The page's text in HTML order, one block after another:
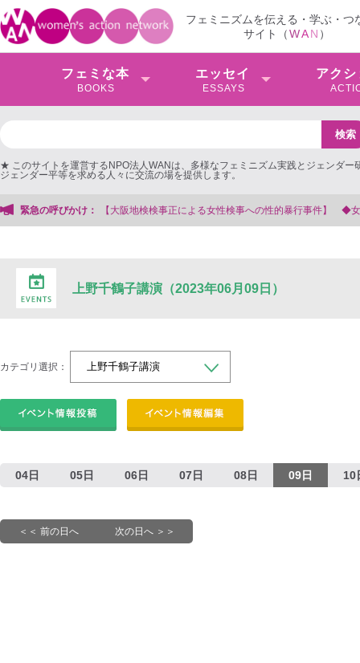
フェミニズムを伝える・学ぶ・つ
サイト（WAN ）
フェミな本
BOOKS
エッセイ
ESSAYS
アクシ
★ このサイトを運営するNPO法人WANは、多様なフェミニズム実践とジェンダー
ジェンダー平等を求める人々に交流の場を提供します。
緊急の呼びかけ：
阪地検検事正による女性検事への性的暴行事件】 ◆女性検事を支援する会事務
上野千鶴子講演（2023年06月09日）
カテゴリ選択：
04日 05日 06日 07日 08日 09日 10
＜＜ 前の日へ 次の日へ ＞＞